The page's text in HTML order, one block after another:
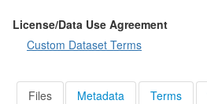
License/Data Use Agreement
Custom Dataset Terms
Files Metadata Terms